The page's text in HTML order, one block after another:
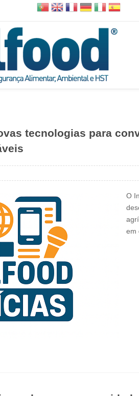
tecnologias para
O
em